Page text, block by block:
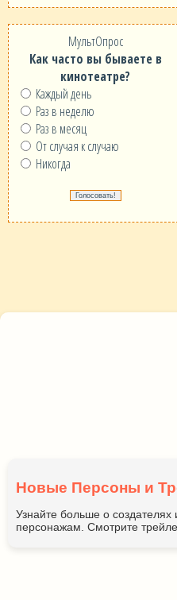
МультОпрос
Как часто вы бываете в
кинотеатре?
Каждый день
Раз в неделю
Раз в месяц
От случая к случаю
Никогда
Новые Персоны и
Узнайте больше о
персонажам. Смотрите